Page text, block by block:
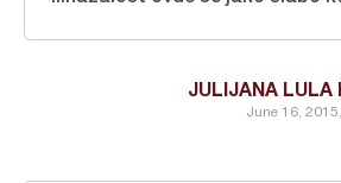
JULIJANA LULA
June 16,